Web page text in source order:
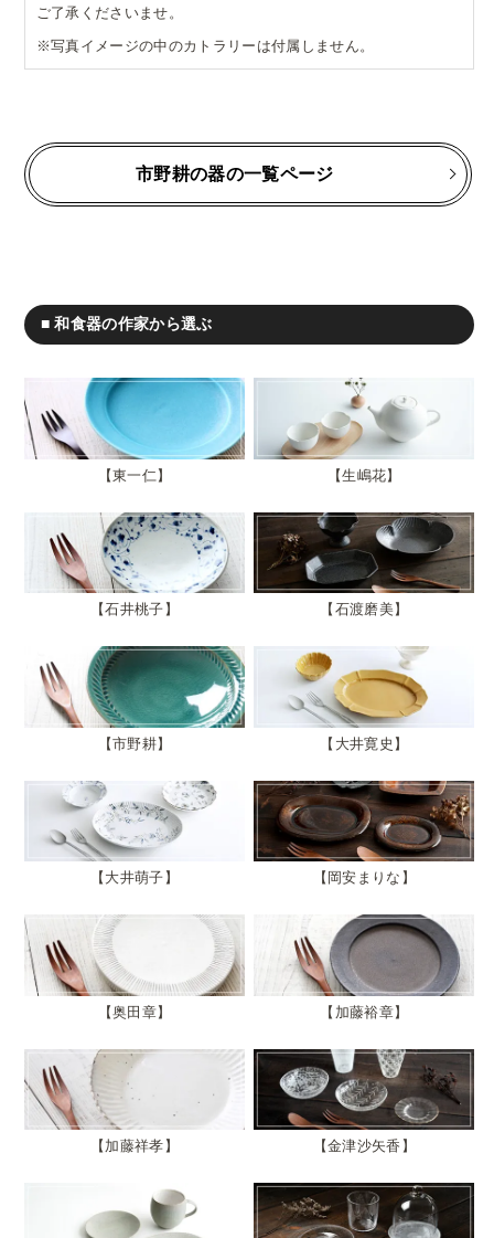
ご了承くださいませ。
※写真イメージの中のカトラリーは付属しません。
市野耕の器の一覧ページ
■ 和食器の作家から選ぶ
東一仁 生嶋花
石井桃子 石渡磨美
市野耕 大井寛史
大井萌子 岡安まりな
奥田章 加藤裕章
加藤祥孝 金津沙矢香